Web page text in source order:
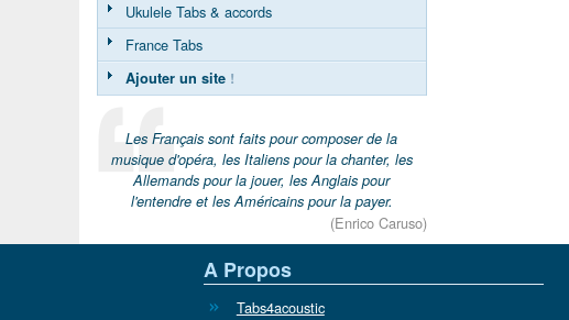
Ukulele Tabs & accords
France Tabs
Ajouter un site!
Les Français sont faits pour composer de la
musique d'opéra, les Italiens pour la chanter, les
Allemands pour la jouer, les Anglais pour
l'entendre et les Américains pour la payer.
(Enrico Caruso)
A Propos
Tabs4acoustic